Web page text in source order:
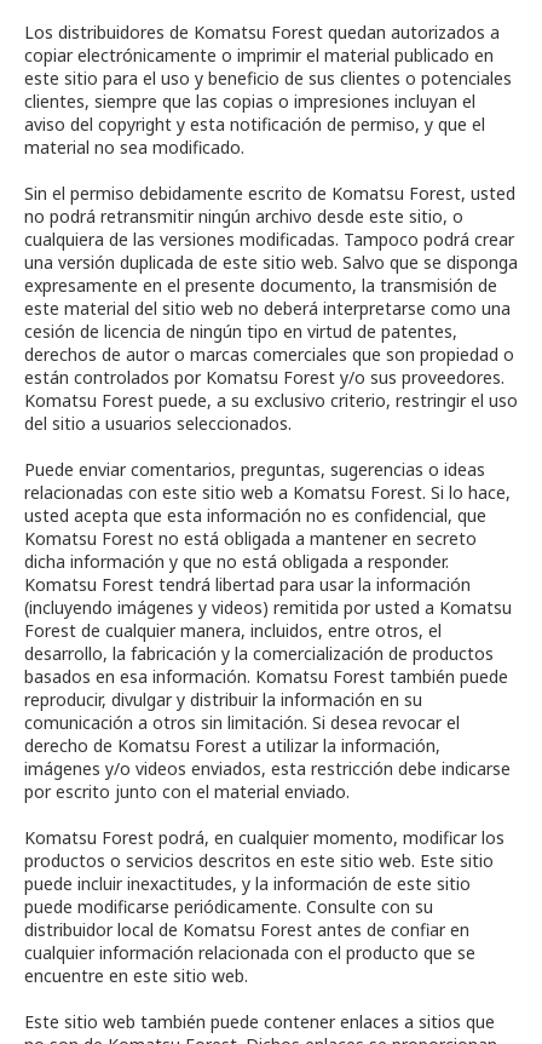
Los distribuidores de Komatsu Forest quedan autorizados a
copiar electrónicamente o imprimir el material publicado en
este sitio para el uso y beneficio de sus clientes o potenciales
clientes, siempre que las copias o impresiones incluyan el
aviso del copyright y esta notificación de permiso, y que el
material no sea modificado.
Sin el permiso debidamente escrito de Komatsu Forest, usted
no podrá retransmitir ningún archivo desde este sitio, o
cualquiera de las versiones modificadas. Tampoco podrá crear
una versión duplicada de este sitio web. Salvo que se disponga
expresamente en el presente documento, la transmisión de
este material del sitio web no deberá interpretarse como una
cesión de licencia de ningún tipo en virtud de patentes,
derechos de autor o marcas comerciales que son propiedad o
están controlados por Komatsu Forest y/o sus proveedores.
Komatsu Forest puede, a su exclusivo criterio, restringir el uso
del sitio a usuarios seleccionados.
Puede enviar comentarios, preguntas, sugerencias o ideas
relacionadas con este sitio web a Komatsu Forest. Si lo hace,
usted acepta que esta información no es confidencial, que
Komatsu Forest no está obligada a mantener en secreto
dicha información y que no está obligada a responder.
Komatsu Forest tendrá libertad para usar la información
(incluyendo imágenes y videos) remitida por usted a Komatsu
Forest de cualquier manera, incluidos, entre otros, el
desarrollo, la fabricación y la comercialización de productos
basados en esa información. Komatsu Forest también puede
reproducir, divulgar y distribuir la información en su
comunicación a otros sin limitación. Si desea revocar el
derecho de Komatsu Forest a utilizar la información,
imágenes y/o videos enviados, esta restricción debe indicarse
por escrito junto con el material enviado.
Komatsu Forest podrá, en cualquier momento, modificar los
productos o servicios descritos en este sitio web. Este sitio
puede incluir inexactitudes, y la información de este sitio
puede modificarse periódicamente. Consulte con su
distribuidor local de Komatsu Forest antes de confiar en
cualquier información relacionada con el producto que se
encuentre en este sitio web.
Este sitio web también puede contener enlaces a sitios que